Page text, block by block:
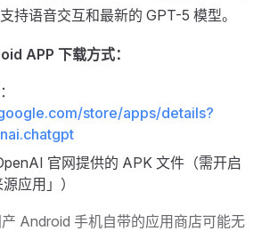
持语音交互和最新的 GPT-5 模型。
APP 下载方式：
：
store/apps/details?
官网提供的 APK 文件（需开启
应用」）
Android 手机自带的应用商店可能无